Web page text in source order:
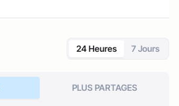
24 Heures 7 Jours
PLUS PARTAGES